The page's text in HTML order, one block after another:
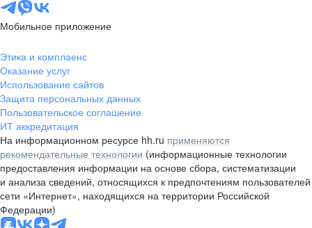
Мобильное приложение
Этика и комплаенс
Оказание услуг
Использование сайтов
Защита персональных данных
Пользовательское соглашение
ИТ аккредитация
На информационном ресурсе hh.ru применяются
рекомендательные технологии (информационные технологии
предоставления информации на основе сбора, систематизации
и анализа сведений, относящихся к предпочтениям пользователей
сети «Интернет», находящихся на территории Российской
Федерации)